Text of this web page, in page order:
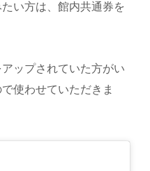
い方は、館内共通券を
ップされていた方がい
使わせていただきま